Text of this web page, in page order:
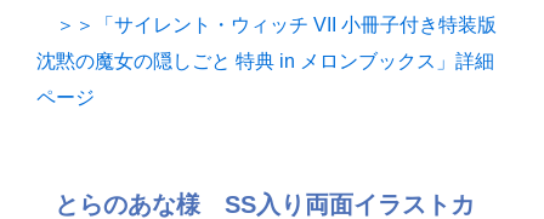
＞＞「サイレント・ウィッチ VII 小冊子付き特装版
沈黙の魔女の隠しごと 特典 in メロンブックス」詳細
ページ
とらのあな様 SS入り両面イラストカ